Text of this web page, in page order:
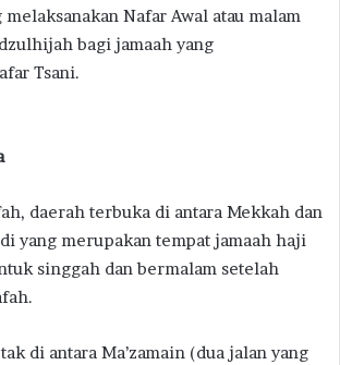
Nafar Awal atau malam
bagi jamaah yang
Tsani.
daerah terbuka di antara Mekkah dan
yang merupakan tempat jamaah haji
singgah dan bermalam setelah
di antara Ma’zamain (dua jalan yang